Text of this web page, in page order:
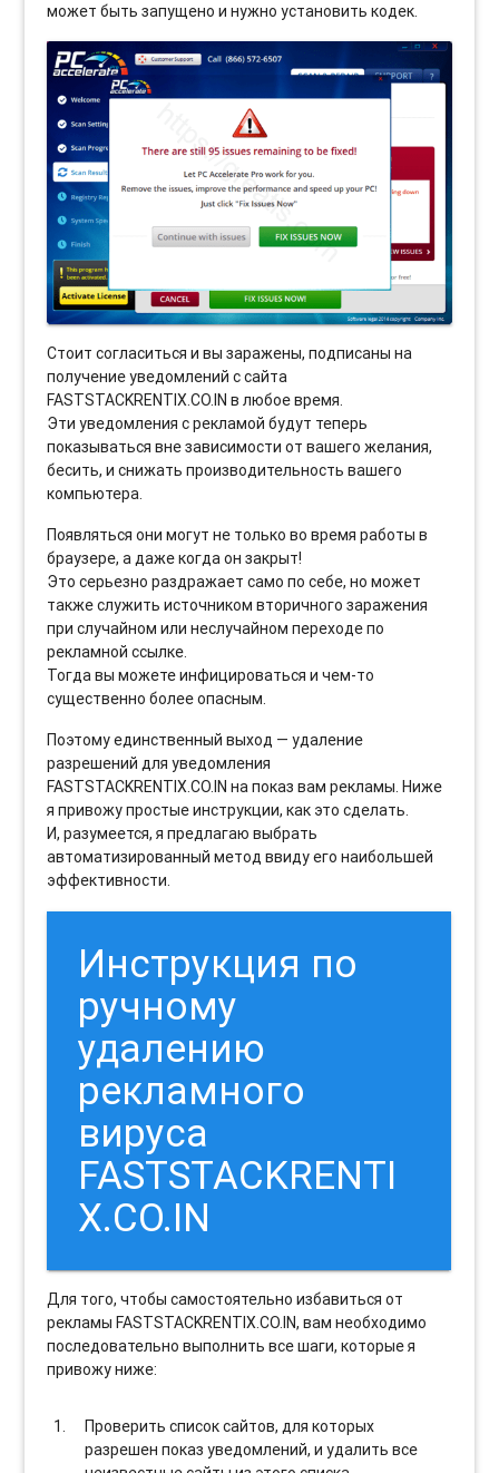
может быть запущено и нужно установить кодек.
Стоит согласиться и вы заражены, подписаны на
получение уведомлений с сайта
FASTSTACKRENTIX.CO.IN в любое время.
Эти уведомления с рекламой будут теперь
показываться вне зависимости от вашего желания,
бесить, и снижать производительность вашего
компьютера.
Появляться они могут не только во время работы в
браузере, а даже когда он закрыт!
Это серьезно раздражает само по себе, но может
также служить источником вторичного заражения
при случайном или неслучайном переходе по
рекламной ссылке.
Тогда вы можете инфицироваться и чем-то
существенно более опасным.
Поэтому единственный выход — удаление
разрешений для уведомления
FASTSTACKRENTIX.CO.IN на показ вам рекламы. Ниже
я привожу простые инструкции, как это сделать.
И, разумеется, я предлагаю выбрать
автоматизированный метод ввиду его наибольшей
эффективности.
Инструкция по
ручному
удалению
рекламного
вируса
FASTSTACKRENTI
X.CO.IN
Для того, чтобы самостоятельно избавиться от
рекламы FASTSTACKRENTIX.CO.IN, вам необходимо
последовательно выполнить все шаги, которые я
привожу ниже:
Проверить список сайтов, для которых
разрешен показ уведомлений, и удалить все